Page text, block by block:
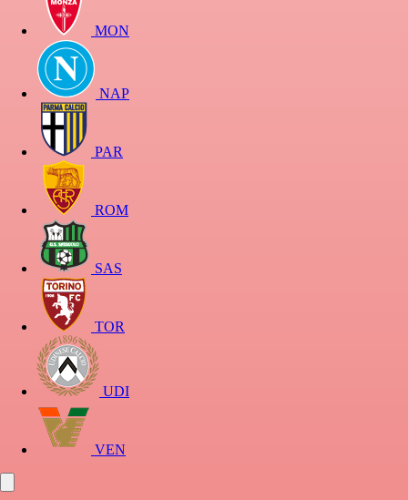
MON
NAP
PAR
ROM
SAS
TOR
UDI
VEN